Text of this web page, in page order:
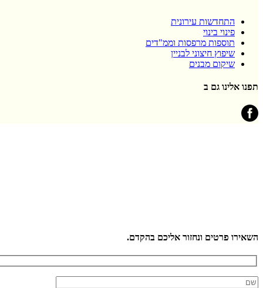
התחדשות עירונית
פינוי בינוי
תוספות מרפסות וממ"דים
שיפוץ חיצוני לבניין
שיקום מבנים
תפנו אלינו גם ב
השאירו פרטים ונחזור אליכם בהקדם.